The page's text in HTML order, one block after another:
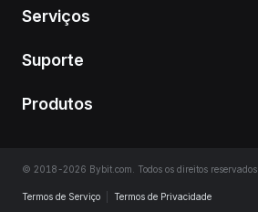
Serviços
Suporte
Produtos
© 2018-2026 Bybit.com. Todos os direitos reservados.
Termos de Serviço Termos de Privacidade